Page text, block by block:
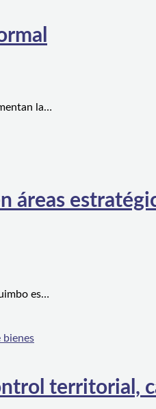
la…
áreas
es…
territorial,